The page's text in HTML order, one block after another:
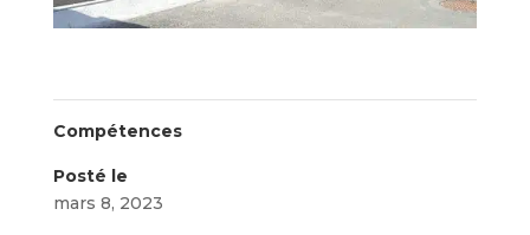
Compétences
Posté le
mars 8, 2023